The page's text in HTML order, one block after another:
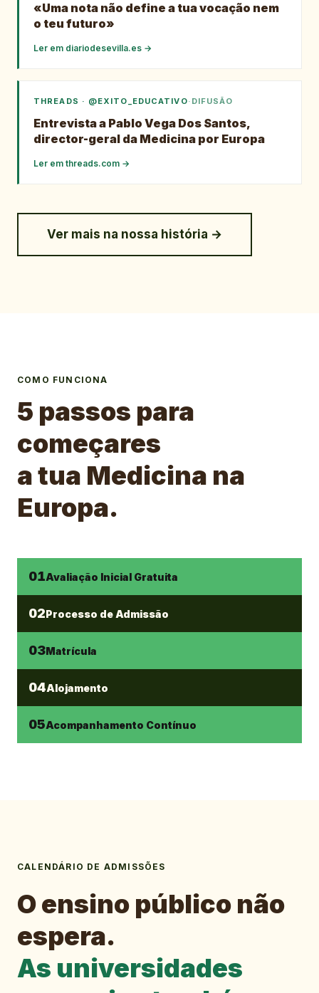
«Uma nota não define a tua vocação nem
o teu futuro»
Ler em diariodesevilla.es →
THREADS · @EXITO_EDUCATIVO· DIFUSÃO
Entrevista a Pablo Vega Dos Santos,
director-geral da Medicina por Europa
Ler em threads.com →
Ver mais na nossa história →
COMO FUNCIONA
5 passos para
começares
a tua Medicina na
Europa.
01Avaliação Inicial Gratuita
02Processo de Admissão
03Matrícula
04Alojamento
05Acompanhamento Contínuo
CALENDÁRIO DE ADMISSÕES
O ensino público não
espera.
As universidades